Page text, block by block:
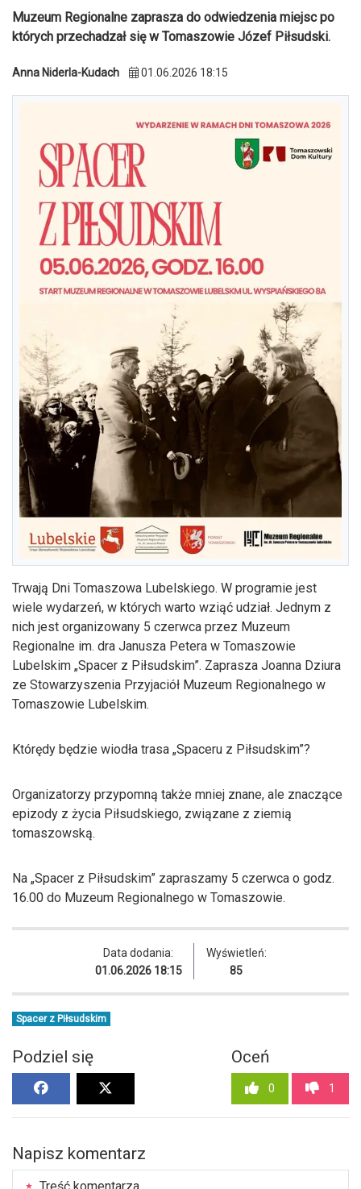
Muzeum Regionalne zaprasza do odwiedzenia miejsc po
których przechadzał się w Tomaszowie Józef Piłsudski.
Anna Niderla-Kudach 01.06.2026 18:15
Trwają Dni Tomaszowa Lubelskiego. W programie jest
wiele wydarzeń, w których warto wziąć udział. Jednym z
nich jest organizowany 5 czerwca przez Muzeum
Regionalne im. dra Janusza Petera w Tomaszowie
Lubelskim „Spacer z Piłsudskim”. Zaprasza Joanna Dziura
ze Stowarzyszenia Przyjaciół Muzeum Regionalnego w
Tomaszowie Lubelskim.
Którędy będzie wiodła trasa „Spaceru z Piłsudskim”?
Organizatorzy przypomną także mniej znane, ale znaczące
epizody z życia Piłsudskiego, związane z ziemią
tomaszowską.
Na „Spacer z Piłsudskim” zapraszamy 5 czerwca o godz.
16.00 do Muzeum Regionalnego w Tomaszowie.
Data dodania:
01.06.2026 18:15
Wyświetleń:
85
Spacer z Piłsudskim
Podziel się Oceń
0 1
Napisz komentarz
Treść komentarza